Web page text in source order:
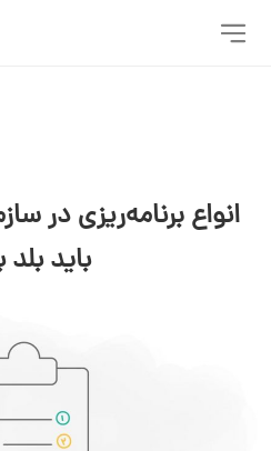
انواع برنامه‌ریزی در
باید